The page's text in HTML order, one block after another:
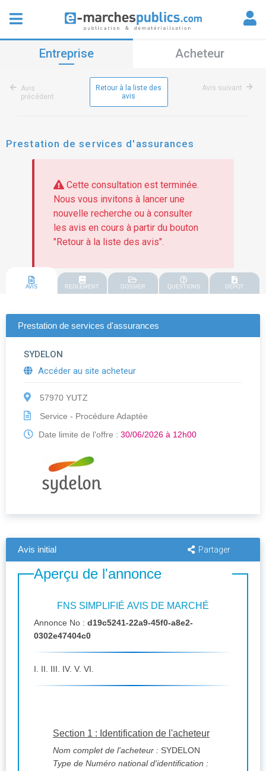
Entreprise Acheteur
Avis
précédent
Retour à la liste des
avis
Avis suivant
Prestation de services d'assurances
Cette consultation est terminée.
Nous vous invitons à lancer une
nouvelle recherche ou à consulter
les avis en cours à partir du bouton
"Retour à la liste des avis".
AVIS REGLEMENT DOSSIER QUESTIONS DEPOT
Prestation de services d'assurances
SYDELON
Accéder au site acheteur
57970 YUTZ
Service - Procédure Adaptée
Date limite de l'offre : 30/06/2026 à 12h00
Avis initial Partager
Aperçu de l'annonce
FNS SIMPLIFIÉ AVIS DE MARCHÉ
Annonce No : d19c5241-22a9-45f0-a8e2-
0302e47404c0
I. II. III. IV. V. VI.
Section 1 : Identification de l'acheteur
Nom complet de l'acheteur : SYDELON
Type de Numéro national d'identification :